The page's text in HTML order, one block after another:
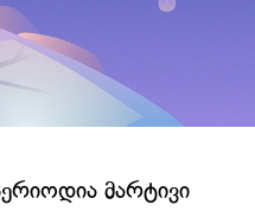
მარტივი